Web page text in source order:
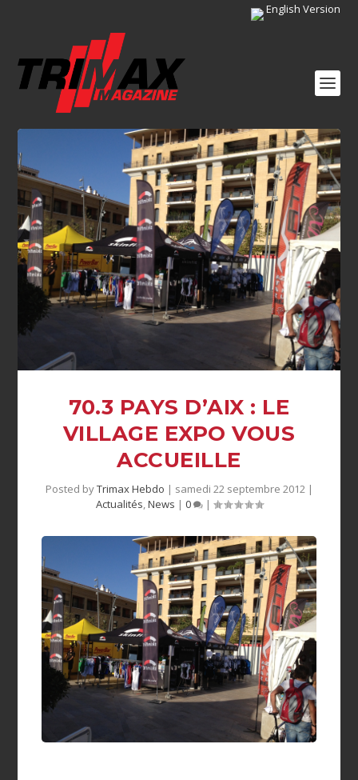
English Version
70.3 PAYS D’AIX : LE
VILLAGE EXPO VOUS
ACCUEILLE
Posted byTrimax Hebdo | samedi 22 septembre 2012|
Actualités,News | 0 |